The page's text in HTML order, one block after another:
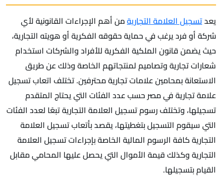
يعدتسجيل العلامة التجاريةمن أهم الإجراءات القانونية لأي
شركة أو فرد يرغب في حماية حقوقه الفكرية أو هويته التجارية،
حيث يضمن قانون الملكية الفكرية للأفراد والشركات استخدام
شعارات تجارية وتصاميم لمنتجاتهم الخاصة وذلك عن طريق
الاستعانة بمحامين علامات تجارية محترفين. تختلف اتعاب تسجيل
علامة تجارية في مصر حسب عدد الفئات التي يحتاج المتقدم
تسجيلها، وتختلف رسوم تسجيل العلامة التجارية تبعًا لعدد الفئات
التي سيقوم التسجيل بتغطيتها، يقصد بأتعاب تسجيل العلامة
التجارية كافة الرسوم المالية الخاصة بإجراءات تسجيل العلامة
التجارية وكذلك قيمة الأموال التي يحصل عليها المحامي مقابل
القيام بتسجيلها.